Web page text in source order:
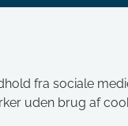
fra sociale
uden brug af